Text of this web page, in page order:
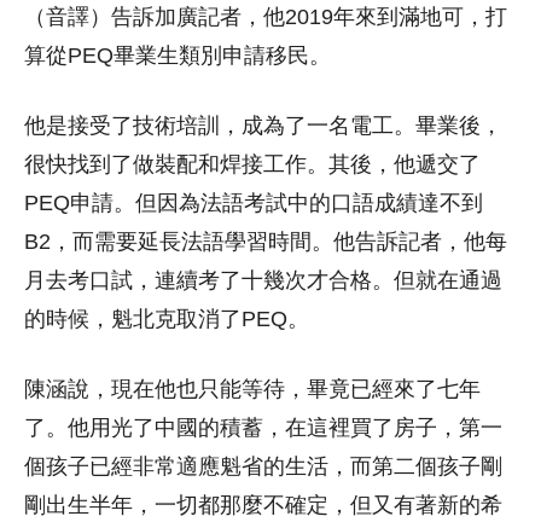
（音譯）告訴加廣記者，他2019年來到滿地可，打
算從PEQ畢業生類別申請移民。
他是接受了技術培訓，成為了一名電工。畢業後，
很快找到了做裝配和焊接工作。其後，他遞交了
PEQ申請。但因為法語考試中的口語成績達不到
B2，而需要延長法語學習時間。他告訴記者，他每
月去考口試，連續考了十幾次才合格。但就在通過
的時候，魁北克取消了PEQ。
陳涵說，現在他也只能等待，畢竟已經來了七年
了。他用光了中國的積蓄，在這裡買了房子，第一
個孩子已經非常適應魁省的生活，而第二個孩子剛
剛出生半年，一切都那麼不確定，但又有著新的希